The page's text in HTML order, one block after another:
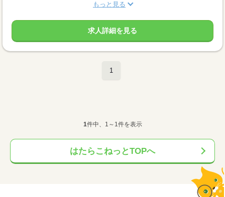
もっと見る
求人詳細を見る
1
1件中、1～1件を表示
はたらこねっとTOPへ